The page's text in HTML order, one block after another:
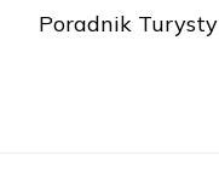
Poradnik Turysty